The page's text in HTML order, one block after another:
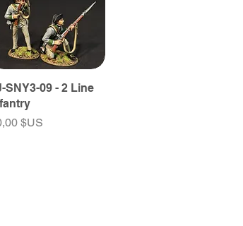
SNY3-09 - 2 Line
$US